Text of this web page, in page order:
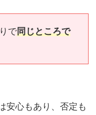
で同じところで
安心もあり、否定も